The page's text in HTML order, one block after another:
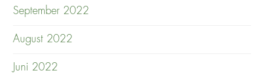
September 2022
August 2022
Juni 2022